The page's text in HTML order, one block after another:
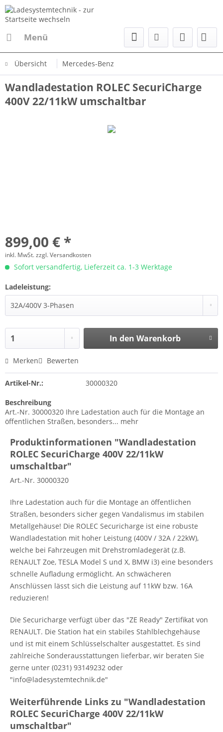
Menü
Übersicht Mercedes-Benz
Wandladestation ROLEC SecuriCharge
400V 22/11kW umschaltbar
899,00 € *
inkl. MwSt.zzgl. Versandkosten
Sofort versandfertig, Lieferzeit ca. 1-3 Werktage
Ladeleistung:
In den Warenkorb
Merken Bewerten
Artikel-Nr.: 30000320
Beschreibung
Art.-Nr. 30000320 Ihre Ladestation auch für die Montage an
öffentlichen Straßen, besonders... mehr
Produktinformationen "Wandladestation
ROLEC SecuriCharge 400V 22/11kW
umschaltbar"
Art.-Nr. 30000320
Ihre Ladestation auch für die Montage an öffentlichen
Straßen, besonders sicher gegen Vandalismus im stabilen
Metallgehäuse! Die ROLEC Securicharge ist eine robuste
Wandladestation mit hoher Leistung (400V / 32A / 22kW),
welche bei Fahrzeugen mit Drehstromladegerät (z.B.
RENAULT Zoe, TESLA Model S und X, BMW i3) eine besonders
schnelle Aufladung ermöglicht. An schwächeren
Anschlüssen lässt sich die Leistung auf 11kW bzw. 16A
reduzieren!
Die Securicharge verfügt über das "ZE Ready" Zertifikat von
RENAULT. Die Station hat ein stabiles Stahlblechgehäuse
und ist mit einem Schlüsselschalter ausgestattet. Es sind
zahlreiche Sonderausstattungen lieferbar, wir beraten Sie
gerne unter (0231) 93149232 oder
"info@ladesystemtechnik.de"
Weiterführende Links zu "Wandladestation
ROLEC SecuriCharge 400V 22/11kW
umschaltbar"